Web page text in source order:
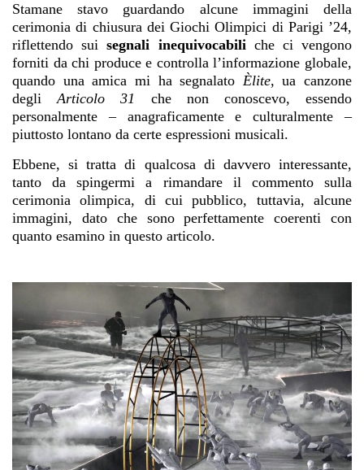
Stamane stavo guardando alcune immagini della
cerimonia di chiusura dei Giochi Olimpici di Parigi ’24,
riflettendo suisegnali inequivocabiliche ci vengono
forniti da chi produce e controlla l’informazione globale,
quando una amica mi ha segnalato Èlite, ua canzone
degliArticolo 31
che non conoscevo, essendo
personalmente – anagraficamente e culturalmente –
piuttosto lontano da certe espressioni musicali.
Ebbene, si tratta di qualcosa di davvero interessante,
tanto da spingermi a rimandare il commento sulla
cerimonia olimpica, di cui pubblico, tuttavia, alcune
immagini, dato che sono perfettamente coerenti con
quanto esamino in questo articolo.